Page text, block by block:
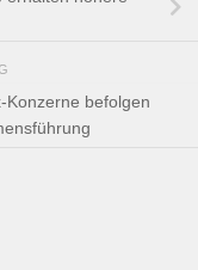
Konzerne befolgen